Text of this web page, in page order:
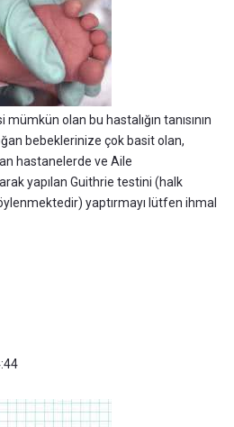
olan bu hastalığın tanısının
bebeklerinize çok basit olan,
hastanelerde ve Aile
yapılan Guithrie testini (halk
yaptırmayı lütfen ihmal